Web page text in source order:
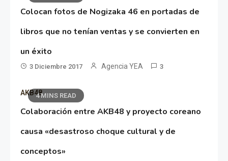
Colocan fotos de Nogizaka 46 en portadas de
libros que no tenían ventas y se convierten en
un éxito
3 Diciembre 2017 Agencia YEA 3
4 MINS READ
AKB48
Colaboración entre AKB48 y proyecto coreano
causa «desastroso choque cultural y de
conceptos»